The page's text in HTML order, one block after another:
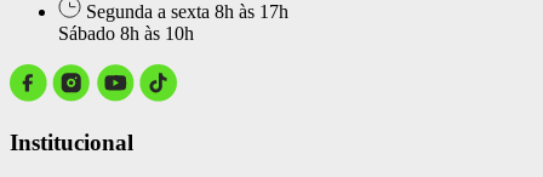
Segunda a sexta 8h às 17h
Sábado 8h às 10h
Institucional